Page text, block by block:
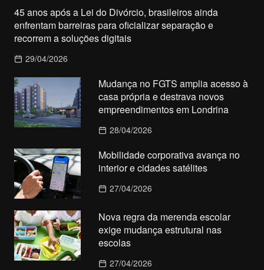
45 anos após a Lei do Divórcio, brasileiros ainda
enfrentam barreiras para oficializar separação e
recorrem a soluções digitais
29/04/2026
Mudança no FGTS amplia acesso à
casa própria e destrava novos
empreendimentos em Londrina
28/04/2026
Mobilidade corporativa avança no
interior e cidades satélites
27/04/2026
Nova regra da merenda escolar
exige mudança estrutural nas
escolas
27/04/2026